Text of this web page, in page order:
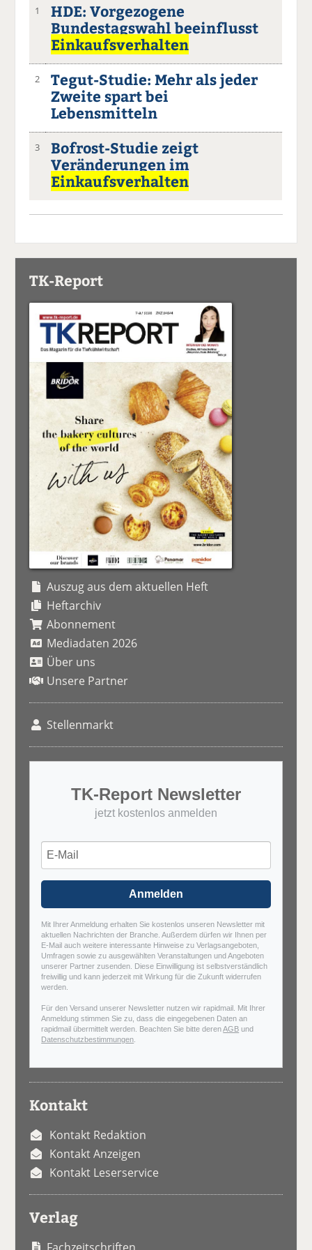
1
HDE: Vorgezogene
Bundestagswahl beeinflusst
Einkaufsverhalten
2
Tegut-Studie: Mehr als jeder
Zweite spart bei
Lebensmitteln
3
Bofrost-Studie zeigt
Veränderungen im
Einkaufsverhalten
TK-Report
Auszug aus dem aktuellen Heft
Heftarchiv
Abonnement
Mediadaten 2026
Über uns
Unsere Partner
Stellenmarkt
TK-Report Newsletter
jetzt kostenlos anmelden
Anmelden
Mit Ihrer Anmeldung erhalten Sie kostenlos unseren Newsletter mit
aktuellen Nachrichten der Branche. Außerdem dürfen wir Ihnen per
E-Mail auch weitere interessante Hinweise zu Verlagsangeboten,
Umfragen sowie zu ausgewählten Veranstaltungen und Angeboten
unserer Partner zusenden. Diese Einwilligung ist selbstverständlich
freiwillig und kann jederzeit mit Wirkung für die Zukunft widerrufen
werden.
Für den Versand unserer Newsletter nutzen wir rapidmail. Mit Ihrer
Anmeldung stimmen Sie zu, dass die eingegebenen Daten an
rapidmail übermittelt werden. Beachten Sie bitte derenAGB und
Datenschutzbestimmungen
Kontakt
Kontakt Redaktion
Kontakt Anzeigen
Kontakt Leserservice
Verlag